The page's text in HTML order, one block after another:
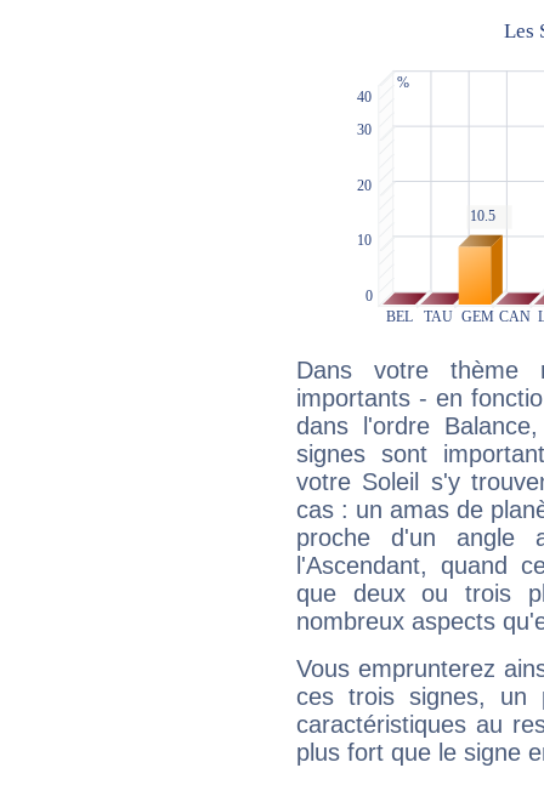
Dans votre thème
importants - en
dans l'ordre
signes sont
votre Soleil s'y
cas : un amas de
proche d'un
l'Ascendant, quand
que deux ou trois
nombreux aspects
Vous emprunterez
ces trois signes, un
caractéristiques au
plus fort que le signe